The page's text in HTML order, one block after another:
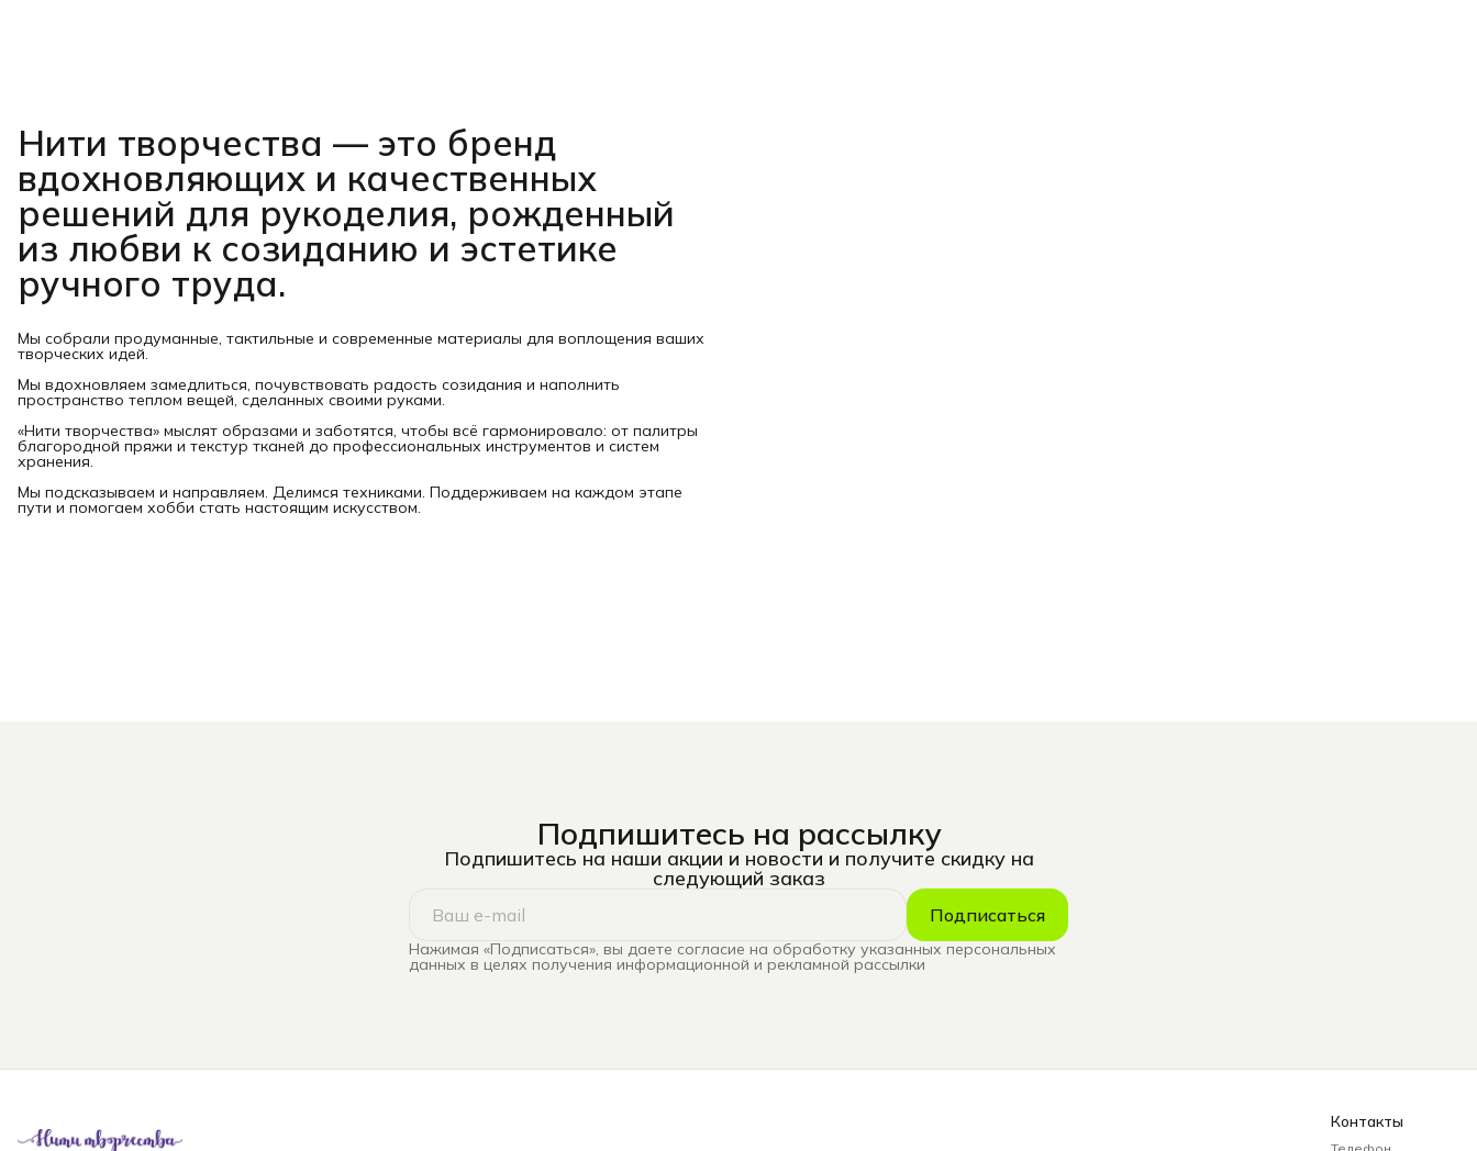
Нити творчества — это бренд
вдохновляющих и качественных
решений для рукоделия, рожденный
из любви к созиданию и эстетике
ручного труда.
Мы собрали продуманные, тактильные и современные материалы для воплощения ваших
творческих идей.
Мы вдохновляем замедлиться, почувствовать радость созидания и наполнить
пространство теплом вещей, сделанных своими руками.
«Нити творчества» мыслят образами и заботятся, чтобы всё гармонировало: от палитры
благородной пряжи и текстур тканей до профессиональных инструментов и систем
хранения.
Мы подсказываем и направляем. Делимся техниками. Поддерживаем на каждом этапе
пути и помогаем хобби стать настоящим искусством.
Подпишитесь на рассылку
Подпишитесь на наши акции и новости и получите скидку на
следующий заказ
Подписаться
Нажимая «Подписаться», вы даете согласие на обработку указанных персональных
данных в целях получения информационной и рекламной рассылки
Контакты